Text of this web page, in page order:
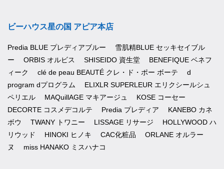
ビーハウス星の国 アピア本店
Predia BLUE プレディアブルー
雪肌精BLUE セッキセイブル
ー
ORBIS オルビス SHISEIDO 資生堂
BENEFIQUE ベネフ
ィーク
clé de peau BEAUTÉ クレ・ド・ポー ボーテ
d
program dプログラム
ELIXLR SUPERLEUR エリクシールシュ
ペリエル
MAQuillAGE マキアージュ
KOSE コーセー
DECORTE コスメデコルテ
Predia プレディア
KANEBO カネ
ボウ
TWANY トワニー LISSAGE リサージ
HOLLYWOOD ハ
リウッド
HINOKI ヒノキ CAC化粧品
ORLANE オルラー
ヌ
miss HANAKO ミスハナコ